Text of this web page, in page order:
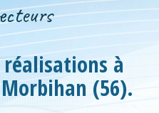
réalisations à
(56).